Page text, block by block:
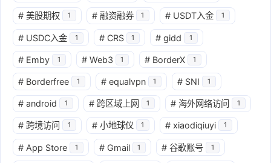
# 美股期权 1 # 融资融券 1 # USDT入金 1
# USDC入金 1 # CRS 1 # gidd 1
# Emby 1 # Web3 1 # BorderX 1
# Borderfree 1 # equalvpn 1 # SNI 1
# android 1 # 跨区域上网 1 # 海外网络访问 1
# 跨境访问 1 # 小地球仪 1 # xiaodiqiuyi 1
# App Store 1 # Gmail 1 # 谷歌账号 1